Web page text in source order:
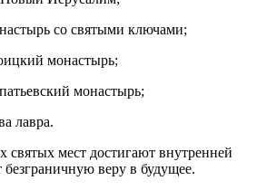
со святыми ключами;
монастырь;
монастырь;
лавра.
святых мест достигают внутренней
веру в будущее.